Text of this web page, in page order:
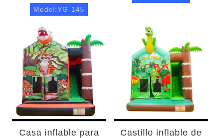
Model:YG-145
Casa inflable para
Castillo inflable de